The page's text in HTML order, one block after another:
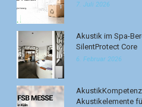
7. Juli 2026
Akustik im Spa-
SilentProtect Core
6. Februar 2026
Akustikelemente